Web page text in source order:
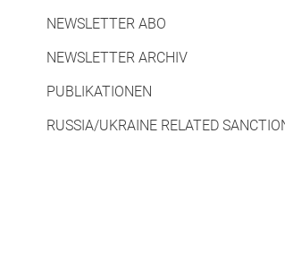
NEWSLETTER ABO
NEWSLETTER ARCHIV
PUBLIKATIONEN
RUSSIA/UKRAINE RELATED